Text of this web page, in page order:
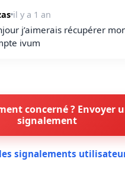
il y a 1 an
j’aimerais récupérer
ivum
concerné ? Envoyer
signalement
signalements